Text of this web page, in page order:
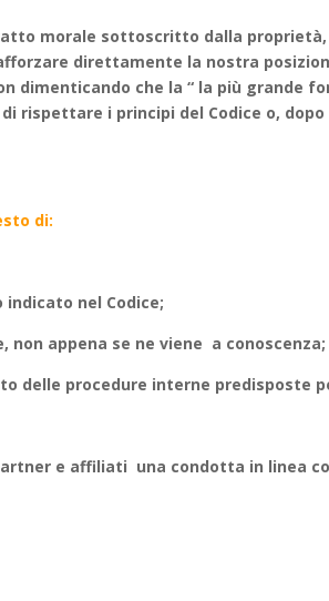
morale sottoscritto dalla
direttamente la nostra
che la “ la più grande
rispettare i principi del Codice o,
di:
nel Codice;
appena se ne viene a conoscenza;
delle procedure interne predisposte
e affiliati una condotta in linea